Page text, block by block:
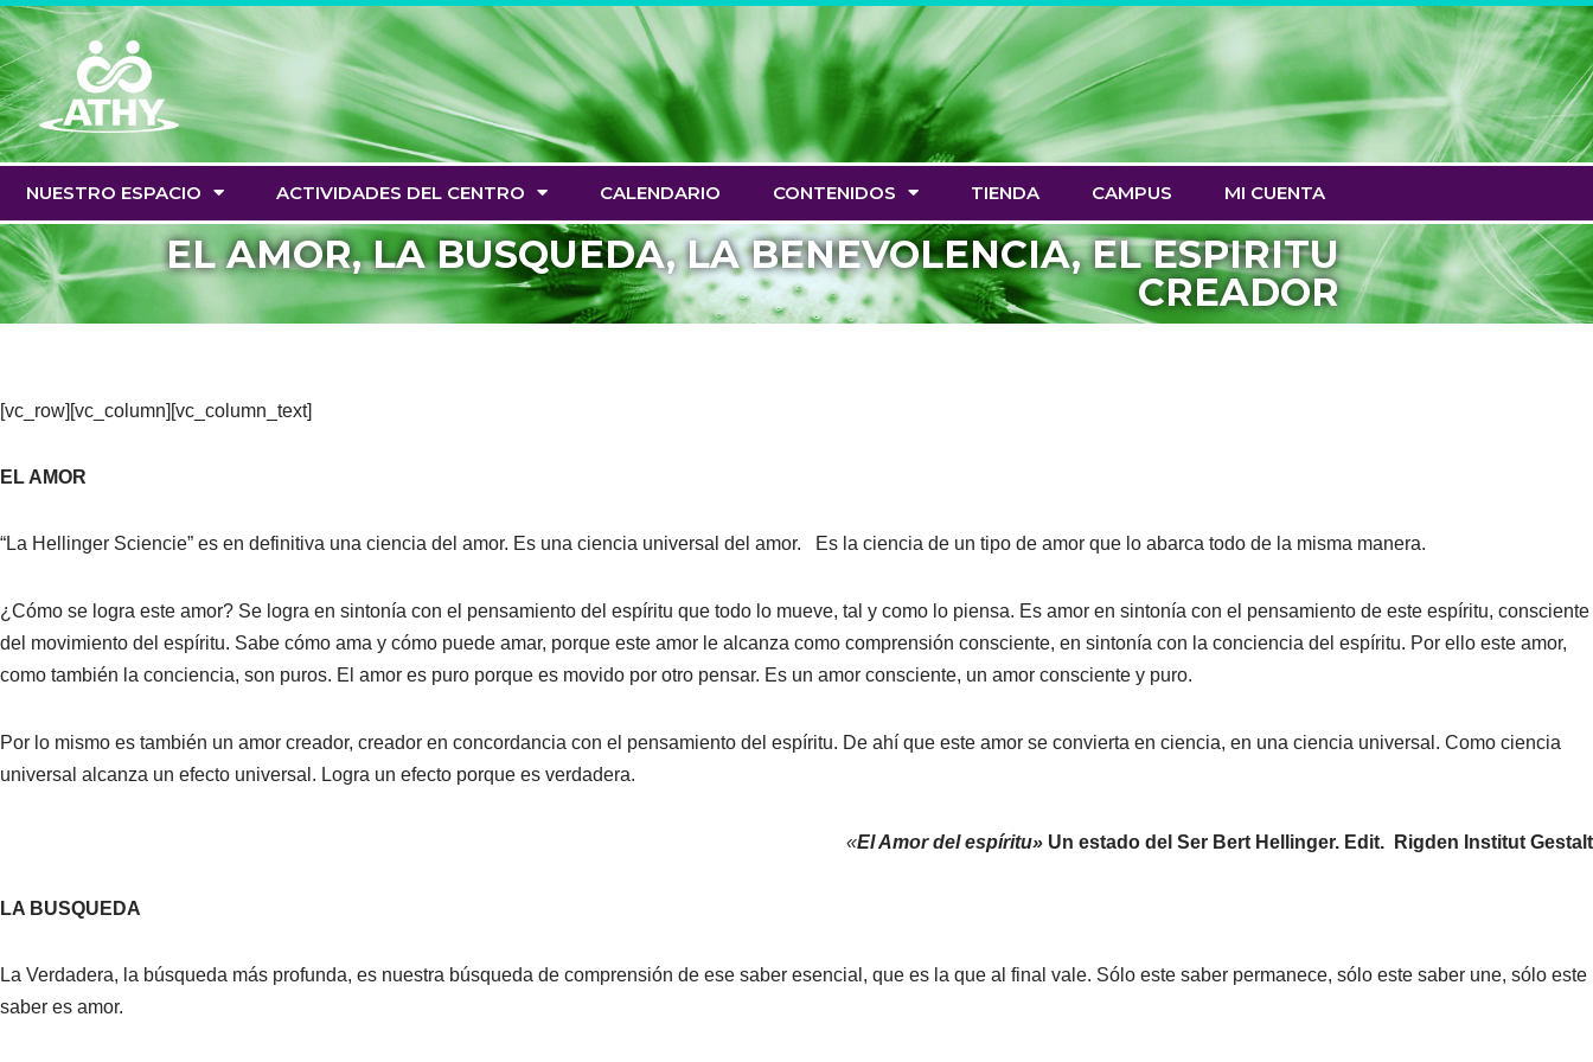
Saltar
al
contenido
NUESTRO ESPACIO ACTIVIDADES DEL CENTRO CALENDARIO CONTENIDOS TIENDA CAMPUS MI CUENTA
EL AMOR, LA BUSQUEDA, LA BENEVOLENCIA, EL ESPIRITU
CREADOR
[vc_row][vc_column][vc_column_text]
EL AMOR
“La Hellinger Sciencie” es en definitiva una ciencia del amor. Es una ciencia universal del amor. Es la ciencia de un tipo de amor que lo abarca todo de la misma manera.
¿Cómo se logra este amor? Se logra en sintonía con el pensamiento del espíritu que todo lo mueve, tal y como lo piensa. Es amor en sintonía con el pensamiento de este espíritu, consciente
del movimiento del espíritu. Sabe cómo ama y cómo puede amar, porque este amor le alcanza como comprensión consciente, en sintonía con la conciencia del espíritu. Por ello este amor,
como también la conciencia, son puros. El amor es puro porque es movido por otro pensar. Es un amor consciente, un amor consciente y puro.
Por lo mismo es también un amor creador, creador en concordancia con el pensamiento del espíritu. De ahí que este amor se convierta en ciencia, en una ciencia universal. Como ciencia
universal alcanza un efecto universal. Logra un efecto porque es verdadera.
«El Amor del espíritu» Un estado del Ser Bert Hellinger. Edit. Rigden Institut Gestalt
LA BUSQUEDA
La Verdadera, la búsqueda más profunda, es nuestra búsqueda de comprensión de ese saber esencial, que es la que al final vale. Sólo este saber permanece, sólo este saber une, sólo este
saber es amor.